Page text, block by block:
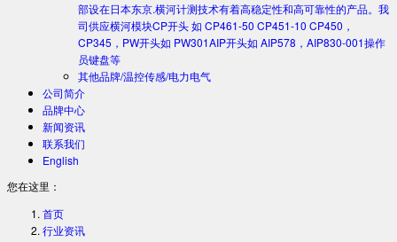
部设在日本东京.横河计测技术有着高稳定性和高可靠性的产品。我
司供应横河模块CP开头 如 CP461-50 CP451-10 CP450，
CP345，PW开头如 PW301AIP开头如 AIP578，AIP830-001操作
员键盘等
其他品牌/温控传感/电力电气
公司简介
品牌中心
新闻资讯
联系我们
English
您在这里：
首页
行业资讯